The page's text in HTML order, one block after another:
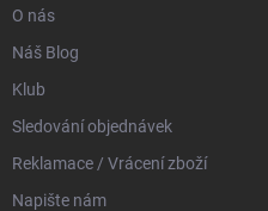
O nás
Náš Blog
Klub
Sledování objednávek
Reklamace / Vrácení zboží
Napište nám